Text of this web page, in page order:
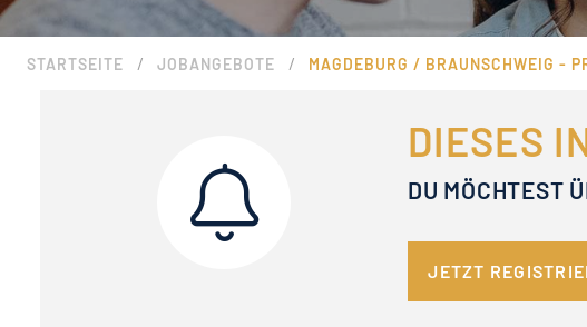
STARTSEITE / JOBANGEBOTE / MAGDEBURG / BRAUNSCHWEIG -
DIESES
DU MÖCHTEST
JETZT